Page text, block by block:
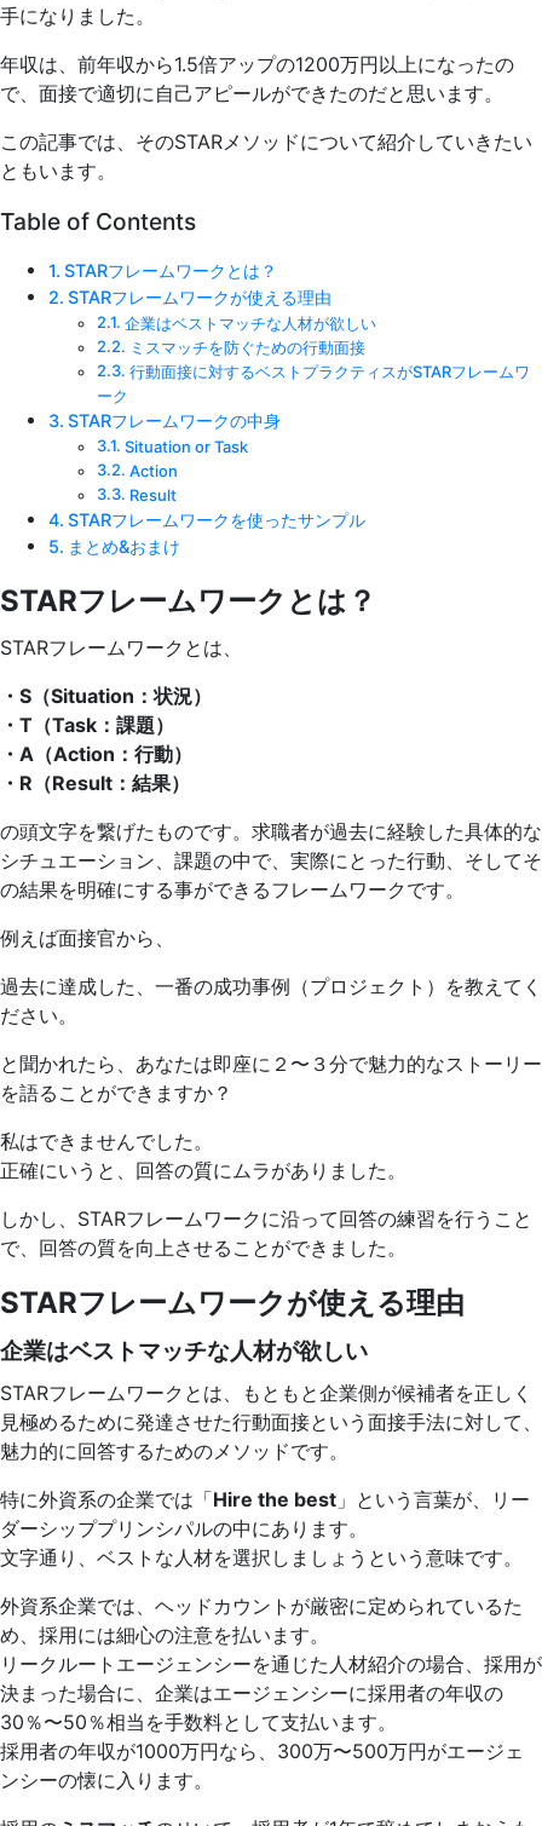
手になりました。
年収は、前年収から1.5倍アップの1200万円以上になったの
で、面接で適切に自己アピールができたのだと思います。
この記事では、そのSTARメソッドについて紹介していきたい
ともいます。
Table of Contents
STARフレームワークとは？
STARフレームワークが使える理由
企業はベストマッチな人材が欲しい
ミスマッチを防ぐための行動面接
行動面接に対するベストプラクティスがSTARフレームワ
ーク
STARフレームワークの中身
Situation or Task
Action
Result
STARフレームワークを使ったサンプル
まとめ&おまけ
STARフレームワークとは？
STARフレームワークとは、
・S（Situation：状況）
・T（Task：課題）
・A（Action：行動）
・R（Result：結果）
の頭文字を繋げたものです。求職者が過去に経験した具体的な
シチュエーション、課題の中で、実際にとった行動、そしてそ
の結果を明確にする事ができるフレームワークです。
例えば面接官から、
過去に達成した、一番の成功事例（プロジェクト）を教えてく
ださい。
と聞かれたら、あなたは即座に２〜３分で魅力的なストーリー
を語ることができますか？
私はできませんでした。
正確にいうと、回答の質にムラがありました。
しかし、STARフレームワークに沿って回答の練習を行うこと
で、回答の質を向上させることができました。
STARフレームワークが使える理由
企業はベストマッチな人材が欲しい
STARフレームワークとは、もともと企業側が候補者を正しく
見極めるために発達させた行動面接という面接手法に対して、
魅力的に回答するためのメソッドです。
特に外資系の企業では「Hire the best 」という言葉が、リー
ダーシッププリンシパルの中にあります。
文字通り、ベストな人材を選択しましょうという意味です。
外資系企業では、ヘッドカウントが厳密に定められているた
め、採用には細心の注意を払います。
リークルートエージェンシーを通じた人材紹介の場合、採用が
決まった場合に、企業はエージェンシーに採用者の年収の
30％〜50％相当を手数料として支払います。
採用者の年収が1000万円なら、300万〜500万円がエージェ
ンシーの懐に入ります。